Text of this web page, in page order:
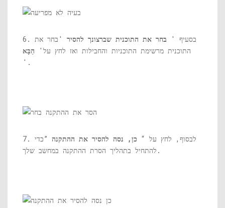
6. בסעיף ' בחר את התוכנית שברצונך להסיר 'בחר את
התוכנית מרשימת התוכניות והחבילות ואז לחץ על' הַבָּא
'.
7. לבסוף, לחץ על “ כן, נסה להסיר את ההתקנה ”כדי
להתחיל בתהליך הסרת ההתקנה במחשב שלך.